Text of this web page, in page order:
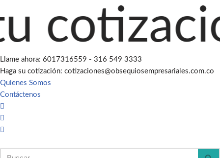
al
Llame ahora: 6017316559 - 316 549 3333
Haga su cotización: cotizaciones@obsequiosempresariales.com.co
Quienes Somos
Contáctenos